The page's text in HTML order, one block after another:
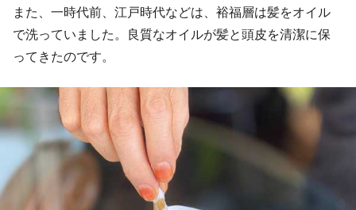
また、一時代前、江戸時代などは、裕福層は髪をオイル
で洗っていました。良質なオイルが髪と頭皮を清潔に保
ってきたのです。